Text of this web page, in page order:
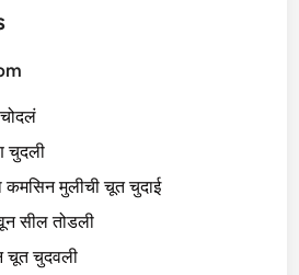
चोदलं
चुदली
कमसिन मुलीची चूत चुदाई
सील तोडली
चूत चुदवली